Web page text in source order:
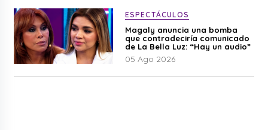
ESPECTÁCULOS
Magaly anuncia una bomba
que contradeciría comunicado
de La Bella Luz: “Hay un audio”
05 Ago 2026